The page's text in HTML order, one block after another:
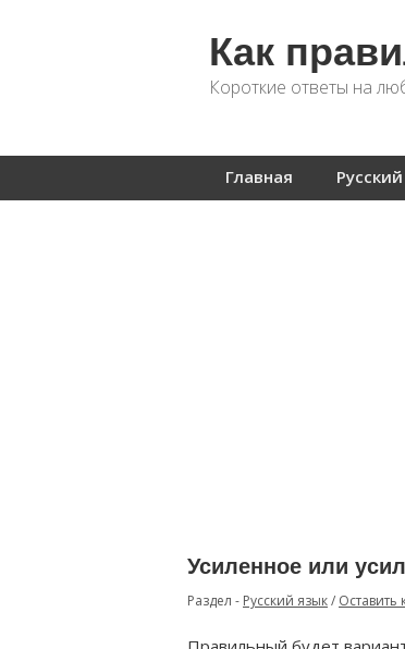
Как
Короткие ответы на
Главная
Усиленное или
Раздел - Русский язык/